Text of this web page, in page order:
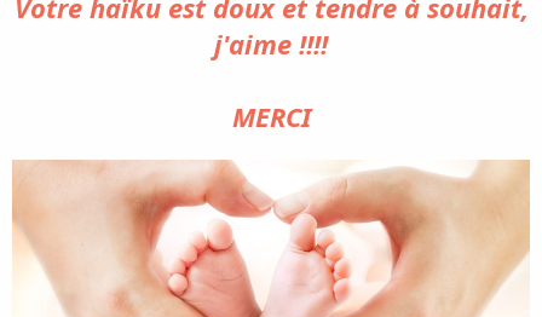
j'aime !!!!
MERCI